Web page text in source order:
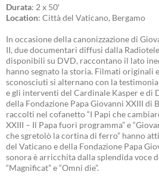
Durata: 2 x 50′
Location: Città del Vaticano, Bergamo
In occasione della canonizzazione di
II, due documentari diffusi dalla
disponibili su DVD, raccontano il lato
hanno segnato la storia. Filmati originali
sconosciuti si alternano con la
e gli interventi del Cardinale Kasper e di
della Fondazione Papa Giovanni XXIII di
raccolti nel cofanetto “I Papi che
XXIII – Il Papa fuori programma” e
che sgretolò la cortina di ferro” hanno
del Vaticano e della Fondazione Papa
sonora è arricchita dalla splendida voce
“Magnificat” e “Omni die”.